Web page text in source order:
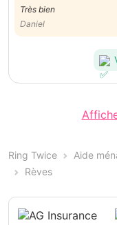
Très bien
Daniel
Ring Twice Aide
Rèves